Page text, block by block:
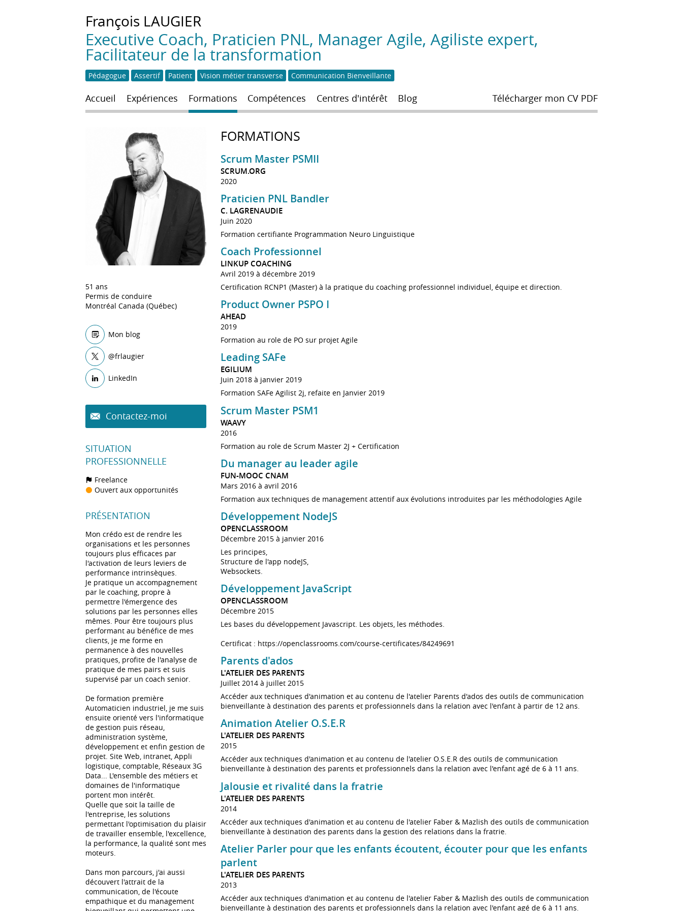
François LAUGIER
Executive Coach, Praticien PNL, Manager Agile, Agiliste expert,
Facilitateur de la transformation
Pédagogue Assertif Patient Vision métier transverse Communication Bienveillante
Accueil Expériences Formations Compétences Centres d'intérêt Blog Télécharger mon CV PDF
51 ans
Permis de conduire
Montréal Canada (Québec)
Mon blog
@frlaugier
LinkedIn
Contactez-moi
SITUATION
PROFESSIONNELLE
Freelance
Ouvert aux opportunités
PRÉSENTATION
Mon crédo est de rendre les
organisations et les personnes
toujours plus efficaces par
l'activation de leurs leviers de
performance intrinsèques.
Je pratique un accompagnement
par le coaching, propre à
permettre l'émergence des
solutions par les personnes elles
mêmes. Pour être toujours plus
performant au bénéfice de mes
clients, je me forme en
permanence à des nouvelles
pratiques, profite de l'analyse de
pratique de mes pairs et suis
supervisé par un coach senior.
De formation première
Automaticien industriel, je me suis
ensuite orienté vers l'informatique
de gestion puis réseau,
administration système,
développement et enfin gestion de
projet. Site Web, intranet, Appli
logistique, comptable, Réseaux 3G
Data... L'ensemble des métiers et
domaines de l'informatique
portent mon intérêt.
Quelle que soit la taille de
l'entreprise, les solutions
permettant l'optimisation du plaisir
de travailler ensemble, l'excellence,
la performance, la qualité sont mes
moteurs.
Dans mon parcours, j'ai aussi
découvert l'attrait de la
communication, de l'écoute
empathique et du management
FORMATIONS
Scrum Master PSMII
SCRUM.ORG
2020
Praticien PNL Bandler
C. LAGRENAUDIE
Juin 2020
Formation certifiante Programmation Neuro Linguistique
Coach Professionnel
LINKUP COACHING
Avril 2019 à décembre 2019
Certification RCNP1 (Master) à la pratique du coaching professionnel individuel, équipe et direction.
Product Owner PSPO I
AHEAD
2019
Formation au role de PO sur projet Agile
Leading SAFe
EGILIUM
Juin 2018 à janvier 2019
Formation SAFe Agilist 2j, refaite en Janvier 2019
Scrum Master PSM1
WAAVY
2016
Formation au role de Scrum Master 2J + Certification
Du manager au leader agile
FUN-MOOC CNAM
Mars 2016 à avril 2016
Formation aux techniques de management attentif aux évolutions introduites par les méthodologies Agile
Développement NodeJS
OPENCLASSROOM
Décembre 2015 à janvier 2016
Les principes,
Structure de l'app nodeJS,
Websockets.
Développement JavaScript
OPENCLASSROOM
Décembre 2015
Les bases du développement Javascript. Les objets, les méthodes.
Certificat : https://openclassrooms.com/course-certificates/84249691
Parents d'ados
L'ATELIER DES PARENTS
Juillet 2014 à juillet 2015
Accéder aux techniques d'animation et au contenu de l'atelier Parents d'ados des outils de communication
bienveillante à destination des parents et professionnels dans la relation avec l'enfant à partir de 12 ans.
Animation Atelier O.S.E.R
L'ATELIER DES PARENTS
2015
Accéder aux techniques d'animation et au contenu de l'atelier O.S.E.R des outils de communication
bienveillante à destination des parents et professionnels dans la relation avec l'enfant agé de 6 à 11 ans.
Jalousie et rivalité dans la fratrie
L'ATELIER DES PARENTS
2014
Accéder aux techniques d'animation et au contenu de l'atelier Faber & Mazlish des outils de communication
bienveillante à destination des parents dans la gestion des relations dans la fratrie.
Atelier Parler pour que les enfants écoutent, écouter pour que les enfants
parlent
L'ATELIER DES PARENTS
2013
Accéder aux techniques d'animation et au contenu de l'atelier Faber & Mazlish des outils de communication
bienveillante à destination des parents et professionnels dans la relation avec l'enfant agé de 6 à 11 ans.